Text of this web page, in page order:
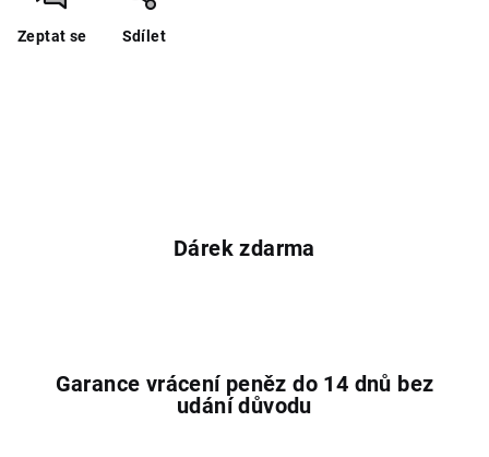
Zeptat se Sdílet
Dárek zdarma
Garance vrácení peněz do 14 dnů bez
udání důvodu